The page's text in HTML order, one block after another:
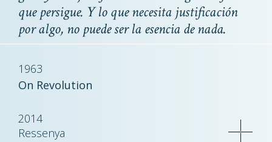
que persigue. Y lo que necesita justificación
por algo, no puede ser la esencia de nada.
1963
On Revolution
2014
Ressenya